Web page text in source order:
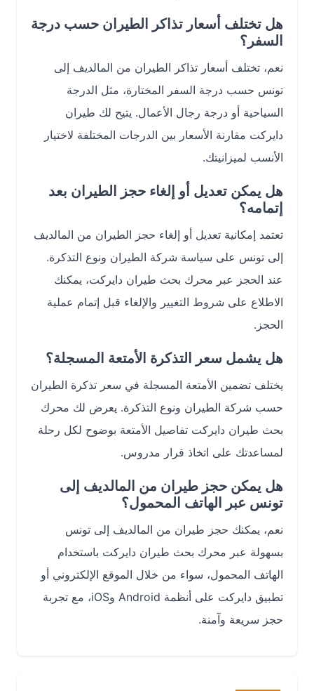
هل تختلف أسعار تذاكر الطيران حسب درجة
السفر؟
نعم، تختلف أسعار تذاكر الطيران من المالديف إلى
تونس حسب درجة السفر المختارة، مثل الدرجة
السياحية أو درجة رجال الأعمال. يتيح لك طيران
دايركت مقارنة الأسعار بين الدرجات المختلفة لاختيار
الأنسب لميزانيتك.
هل يمكن تعديل أو إلغاء حجز الطيران بعد
إتمامه؟
تعتمد إمكانية تعديل أو إلغاء حجز الطيران من المالديف
إلى تونس على سياسة شركة الطيران ونوع التذكرة.
عند الحجز عبر محرك بحث طيران دايركت، يمكنك
الاطلاع على شروط التغيير والإلغاء قبل إتمام عملية
الحجز.
هل يشمل سعر التذكرة الأمتعة المسجلة؟
يختلف تضمين الأمتعة المسجلة في سعر تذكرة الطيران
حسب شركة الطيران ونوع التذكرة. يعرض لك محرك
بحث طيران دايركت تفاصيل الأمتعة بوضوح لكل رحلة
لمساعدتك على اتخاذ قرار مدروس.
هل يمكن حجز طيران من المالديف إلى
تونس عبر الهاتف المحمول؟
نعم، يمكنك حجز طيران من المالديف إلى تونس
بسهولة عبر محرك بحث طيران دايركت باستخدام
الهاتف المحمول، سواء من خلال الموقع الإلكتروني أو
تطبيق دايركت على أنظمة Android وiOS، مع تجربة
حجز سريعة وآمنة.